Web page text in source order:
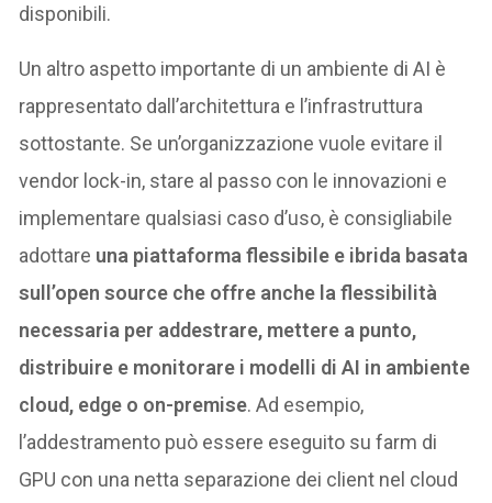
disponibili.
Un altro aspetto importante di un ambiente di AI è
rappresentato dall’architettura e l’infrastruttura
sottostante. Se un’organizzazione vuole evitare il
vendor lock-in, stare al passo con le innovazioni e
implementare qualsiasi caso d’uso, è consigliabile
adottare una piattaforma flessibile e ibrida basata
sull’open source che offre anche la flessibilità
necessaria per addestrare, mettere a punto,
distribuire e monitorare i modelli di AI in ambiente
cloud, edge o on-premise. Ad esempio,
l’addestramento può essere eseguito su farm di
GPU con una netta separazione dei client nel cloud